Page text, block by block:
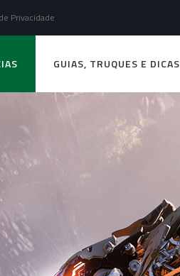
Privacidade
GUIAS, TRUQUES E DICAS